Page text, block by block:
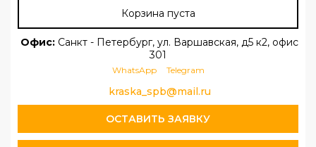
Корзина пуста
Офис: Санкт - Петербург, ул. Варшавская, д5 к2, офис
301
WhatsApp Telegram
kraska_spb@mail.ru
ОСТАВИТЬ ЗАЯВКУ